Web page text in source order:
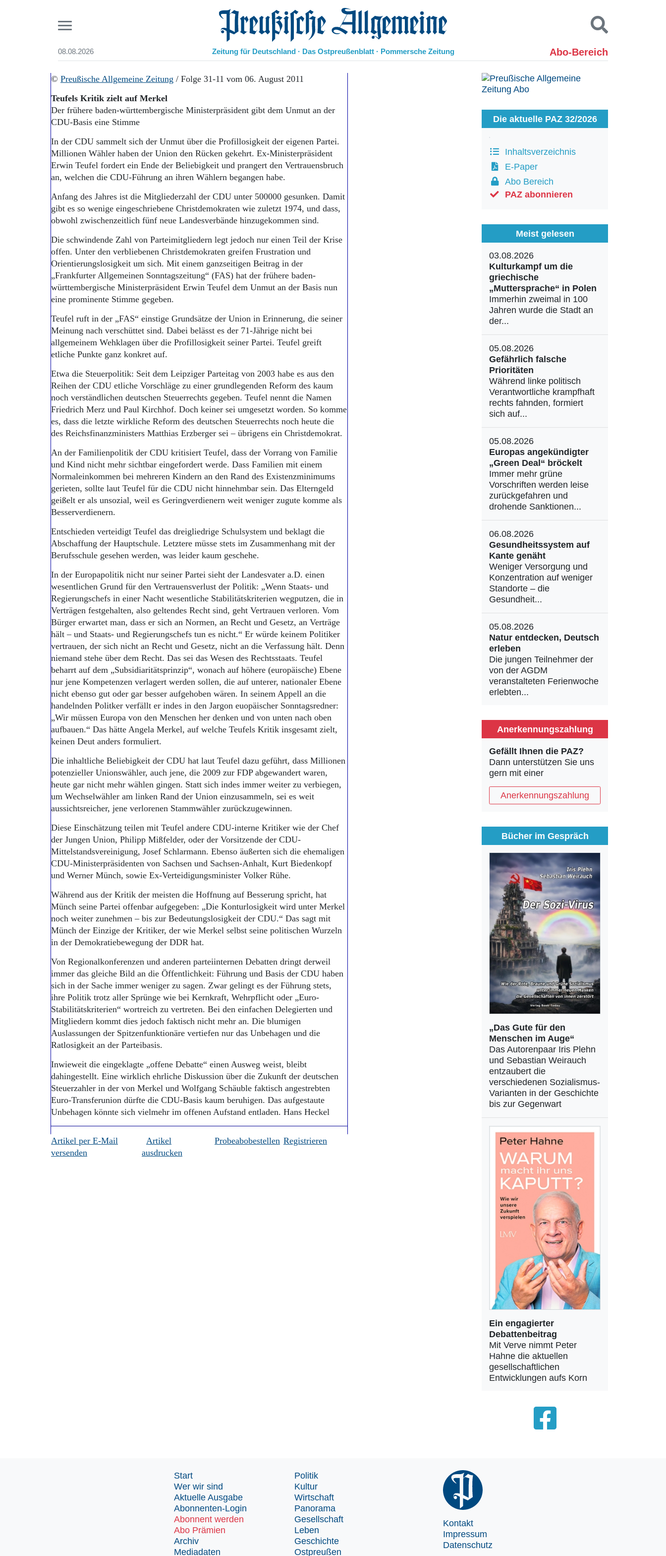
08.08.2026 Preußische Allgemeine Zeitung
Zeitung für Deutschland · Das Ostpreußenblatt · Pommersche Zeitung Abo-Bereich
Start
Aktuelle Ausgabe
Abonnenten-Login
Abonnent werden
Archiv
Mediadaten
Panorama
Geschichte
Ostpreußen
Pommern
Danzig und Westpreußen
Bücher
Kontakt
Suchen und finden
© Preußische Allgemeine Zeitung / Folge 31-11 vom 06. August 2011
Teufels Kritik zielt auf Merkel
Der frühere baden-württembergische Ministerpräsident gibt dem Unmut an der
CDU-Basis eine Stimme
In der CDU sammelt sich der Unmut über die Profillosigkeit der eigenen Partei.
Millionen Wähler haben der Union den Rücken gekehrt. Ex-Ministerpräsident
Erwin Teufel fordert ein Ende der Beliebigkeit und prangert den Vertrauensbruch
an, welchen die CDU-Führung an ihren Wählern begangen habe.
Anfang des Jahres ist die Mitgliederzahl der CDU unter 500000 gesunken. Damit
gibt es so wenige eingeschriebene Christdemokraten wie zuletzt 1974, und dass,
obwohl zwischenzeitlich fünf neue Landesverbände hinzugekommen sind.
Die schwindende Zahl von Parteimitgliedern legt jedoch nur einen Teil der Krise
offen. Unter den verbliebenen Christdemokraten greifen Frustration und
Orientierungslosigkeit um sich. Mit einem ganzseitigen Beitrag in der
„Frankfurter Allgemeinen Sonntagszeitung“ (FAS) hat der frühere baden-
württembergische Ministerpräsident Erwin Teufel dem Unmut an der Basis nun
eine prominente Stimme gegeben.
Teufel ruft in der „FAS“ einstige Grundsätze der Union in Erinnerung, die seiner
Meinung nach verschüttet sind. Dabei belässt es der 71-Jährige nicht bei
allgemeinem Wehklagen über die Profillosigkeit seiner Partei. Teufel greift
etliche Punkte ganz konkret auf.
Etwa die Steuerpolitik: Seit dem Leipziger Parteitag von 2003 habe es aus den
Reihen der CDU etliche Vorschläge zu einer grundlegenden Reform des kaum
noch verständlichen deutschen Steuerrechts gegeben. Teufel nennt die Namen
Friedrich Merz und Paul Kirchhof. Doch keiner sei umgesetzt worden. So komme
es, dass die letzte wirkliche Reform des deutschen Steuerrechts noch heute die
des Reichsfinanzministers Matthias Erzberger sei – übrigens ein Christdemokrat.
An der Familienpolitik der CDU kritisiert Teufel, dass der Vorrang von Familie
und Kind nicht mehr sichtbar eingefordert werde. Dass Familien mit einem
Normaleinkommen bei mehreren Kindern an den Rand des Existenzminimums
gerieten, sollte laut Teufel für die CDU nicht hinnehmbar sein. Das Elterngeld
geißelt er als unsozial, weil es Geringverdienern weit weniger zugute komme als
Besserverdienern.
Entschieden verteidigt Teufel das dreigliedrige Schulsystem und beklagt die
Abschaffung der Hauptschule. Letztere müsse stets im Zusammenhang mit der
Berufsschule gesehen werden, was leider kaum geschehe.
In der Europapolitik nicht nur seiner Partei sieht der Landesvater a.D. einen
wesentlichen Grund für den Vertrauensverlust der Politik: „Wenn Staats- und
Regierungschefs in einer Nacht wesentliche Stabilitätskriterien wegputzen, die in
Verträgen festgehalten, also geltendes Recht sind, geht Vertrauen verloren. Vom
Bürger erwartet man, dass er sich an Normen, an Recht und Gesetz, an Verträge
hält – und Staats- und Regierungschefs tun es nicht.“ Er würde keinem Politiker
vertrauen, der sich nicht an Recht und Gesetz, nicht an die Verfassung hält. Denn
niemand stehe über dem Recht. Das sei das Wesen des Rechtsstaats. Teufel
beharrt auf dem „Subsidiaritätsprinzip“, wonach auf höhere (europäische) Ebene
nur jene Kompetenzen verlagert werden sollen, die auf unterer, nationaler Ebene
nicht ebenso gut oder gar besser aufgehoben wären. In seinem Appell an die
handelnden Politker verfällt er indes in den Jargon euopäischer Sonntagsredner:
„Wir müssen Europa von den Menschen her denken und von unten nach oben
aufbauen.“ Das hätte Angela Merkel, auf welche Teufels Kritik insgesamt zielt,
keinen Deut anders formuliert.
Die inhaltliche Beliebigkeit der CDU hat laut Teufel dazu geführt, dass Millionen
potenzieller Unionswähler, auch jene, die 2009 zur FDP abgewandert waren,
heute gar nicht mehr wählen gingen. Statt sich indes immer weiter zu verbiegen,
um Wechselwähler am linken Rand der Union einzusammeln, sei es weit
aussichtsreicher, jene verlorenen Stammwähler zurückzugewinnen.
Diese Einschätzung teilen mit Teufel andere CDU-interne Kritiker wie der Chef
der Jungen Union, Philipp Mißfelder, oder der Vorsitzende der CDU-
Mittelstandsvereinigung, Josef Schlarmann. Ebenso äußerten sich die ehemaligen
CDU-Ministerpräsidenten von Sachsen und Sachsen-Anhalt, Kurt Biedenkopf
und Werner Münch, sowie Ex-Verteidigungsminister Volker Rühe.
Während aus der Kritik der meisten die Hoffnung auf Besserung spricht, hat
Münch seine Partei offenbar aufgegeben: „Die Konturlosigkeit wird unter Merkel
noch weiter zunehmen – bis zur Bedeutungslosigkeit der CDU.“ Das sagt mit
Münch der Einzige der Kritiker, der wie Merkel selbst seine politischen Wurzeln
in der Demokratiebewegung der DDR hat.
Von Regionalkonferenzen und anderen parteiinternen Debatten dringt derweil
immer das gleiche Bild an die Öffentlichkeit: Führung und Basis der CDU haben
sich in der Sache immer weniger zu sagen. Zwar gelingt es der Führung stets,
ihre Politik trotz aller Sprünge wie bei Kernkraft, Wehrpflicht oder „Euro-
Stabilitätskriterien“ wortreich zu vertreten. Bei den einfachen Delegierten und
Mitgliedern kommt dies jedoch faktisch nicht mehr an. Die blumigen
Auslassungen der Spitzenfunktionäre vertiefen nur das Unbehagen und die
Ratlosigkeit an der Parteibasis.
Inwieweit die eingeklagte „offene Debatte“ einen Ausweg weist, bleibt
dahingestellt. Eine wirklich ehrliche Diskussion über die Zukunft der deutschen
Steuerzahler in der von Merkel und Wolfgang Schäuble faktisch angestrebten
Euro-Transferunion dürfte die CDU-Basis kaum beruhigen. Das aufgestaute
Unbehagen könnte sich vielmehr im offenen Aufstand entladen. Hans Heckel
Artikel per E-Mail
versenden
Artikel
ausdrucken
Probeabobestellen Registrieren
Die aktuelle PAZ 32/2026
Inhaltsverzeichnis
E-Paper
Abo Bereich
PAZ abonnieren
Meist gelesen
03.08.2026
Kulturkampf um die
griechische
„Muttersprache“ in Polen
Immerhin zweimal in 100
Jahren wurde die Stadt an
der...
05.08.2026
Gefährlich falsche
Prioritäten
Während linke politisch
Verantwortliche krampfhaft
rechts fahnden, formiert
sich auf...
05.08.2026
Europas angekündigter
„Green Deal“ bröckelt
Immer mehr grüne
Vorschriften werden leise
zurückgefahren und
drohende Sanktionen...
06.08.2026
Gesundheitssystem auf
Kante genäht
Weniger Versorgung und
Konzentration auf weniger
Standorte – die
Gesundheit...
05.08.2026
Natur entdecken, Deutsch
erleben
Die jungen Teilnehmer der
von der AGDM
veranstalteten Ferienwoche
erlebten...
Anerkennungszahlung
Gefällt Ihnen die PAZ?
Dann unterstützen Sie uns
gern mit einer
Anerkennungszahlung
Bücher im Gespräch
„Das Gute für den
Menschen im Auge“
Das Autorenpaar Iris Plehn
und Sebastian Weirauch
entzaubert die
verschiedenen Sozialismus-
Varianten in der Geschichte
bis zur Gegenwart
Ein engagierter
Debattenbeitrag
Mit Verve nimmt Peter
Hahne die aktuellen
gesellschaftlichen
Entwicklungen aufs Korn
Start
Wer wir sind
Aktuelle Ausgabe
Abonnenten-Login
Abonnent werden
Abo Prämien
Archiv
Mediadaten
Politik
Kultur
Wirtschaft
Panorama
Gesellschaft
Leben
Geschichte
Ostpreußen
Kontakt
Impressum
Datenschutz